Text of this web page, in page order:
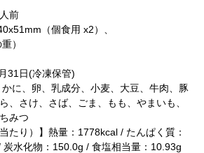
前
（個食用 x2）、
）
31日(冷凍保管)
かに、卵、乳成分、小麦、大豆、牛肉、豚
、さけ、さば、ごま、もも、やまいも、
みつ
たり）】熱量：1778kcal / たんぱく質：
水化物：150.0g / 食塩相当量：10.93g